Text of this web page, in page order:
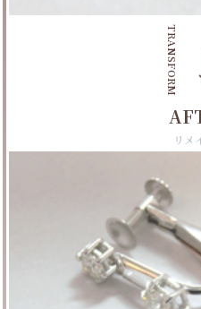
TRANSFORM
リメ